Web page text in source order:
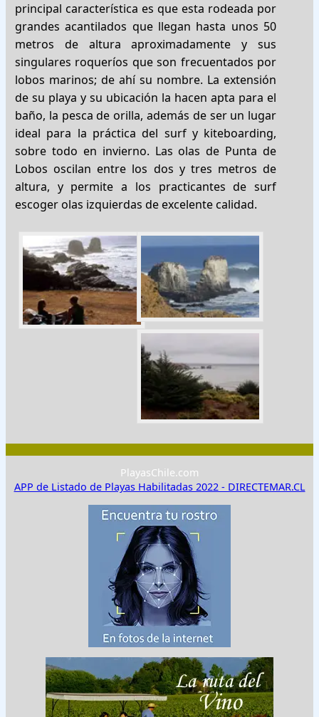
principal característica es que esta rodeada por
grandes acantilados que llegan hasta unos 50
metros de altura aproximadamente y sus
singulares roqueríos que son frecuentados por
lobos marinos; de ahí su nombre. La extensión
de su playa y su ubicación la hacen apta para el
baño, la pesca de orilla, además de ser un lugar
ideal para la práctica del surf y kiteboarding,
sobre todo en invierno. Las olas de Punta de
Lobos oscilan entre los dos y tres metros de
altura, y permite a los practicantes de surf
escoger olas izquierdas de excelente calidad.
PlayasChile.com
APP de Listado de Playas Habilitadas 2022 - DIRECTEMAR.CL